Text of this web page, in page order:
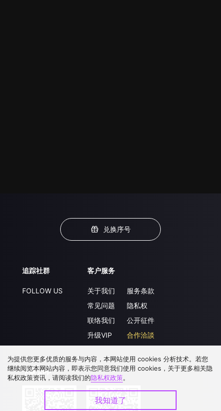
兑换序号
追踪社群
FOLLOW US
客户服务
关于我们
常见问题
联络我们
升级VIP
服务条款
隐私权
公开征件
合作洽談
下载 APP
为提供您更多优质的服务与内容，本网站使用 cookies 分析技术。若您
继续阅览本网站内容，即表示您同意我们使用 cookies，关于更多相关隐
私权政策资讯，请阅读我们的隐私权政策。
我知道了